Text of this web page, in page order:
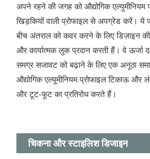
अपने रहने की जगह को औद्योगिक एल्युमीनियम
खिड़कियों वाली प्रोफाइल से अपग्रेड करें। ये
बीच अंतराल को कवर करने के लिए डिज़ाइन
और कार्यात्मक लुक प्रदान करती हैं। वे ऊर्जा
समग्र सजावट को बढ़ाने के लिए एक अनूठा
औद्योगिक एल्यूमीनियम प्रोफाइल टिकाऊ
और टूट-फूट का प्रतिरोध करते हैं।
चिकना और स्टाइलिश डिजाइन